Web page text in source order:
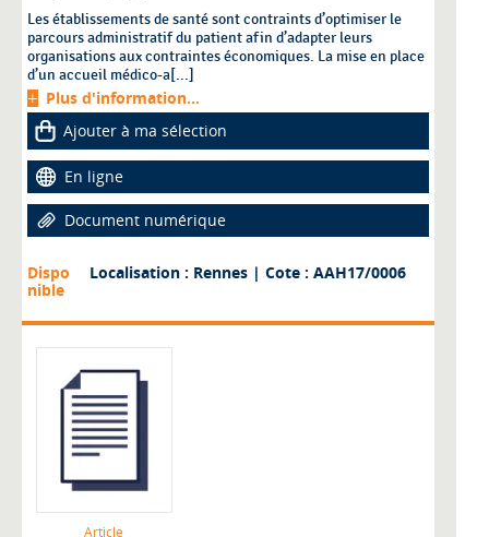
Les établissements de santé sont contraints d’optimiser le
parcours administratif du patient afin d’adapter leurs
organisations aux contraintes économiques. La mise en place
d’un accueil médico-a[...]
Plus d'information...
Ajouter à ma sélection
En ligne
Document numérique
Dispo
nible
Localisation : Rennes | Cote : AAH17/0006
Article